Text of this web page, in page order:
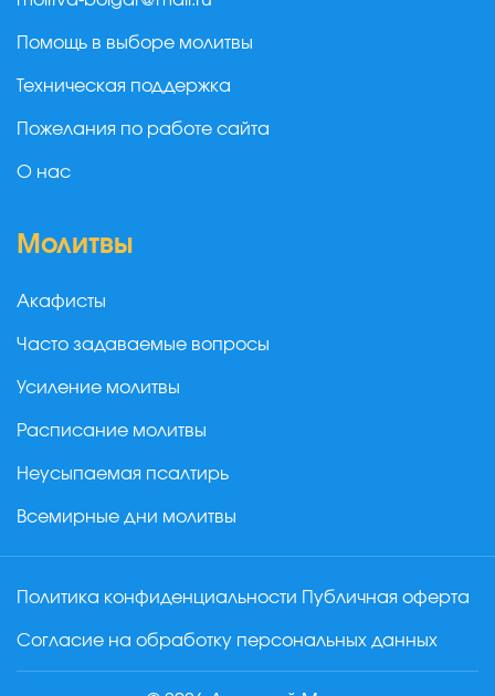
Помощь в выборе молитвы
Техническая поддержка
Пожелания по работе сайта
О нас
Молитвы
Акафисты
Часто задаваемые вопросы
Усиление молитвы
Расписание молитвы
Неусыпаемая псалтирь
Всемирные дни молитвы
Политика конфиденциальности Публичная оферта
Согласие на обработку персональных данных